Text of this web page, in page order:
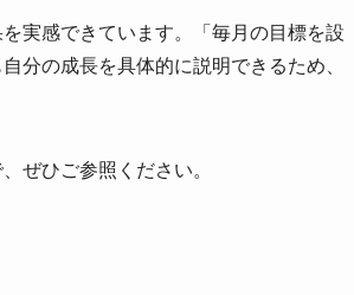
実感できています。「毎月の目標を設
分の成長を具体的に説明できるため、
ぜひご参照ください。